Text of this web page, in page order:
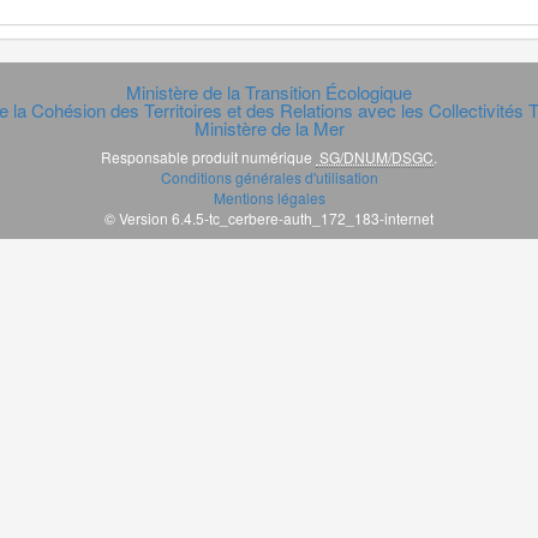
Ministère de la Transition Écologique
la Cohésion des Territoires et des Relations avec les Collectivités
Ministère de la Mer
Responsable produit numérique SG/DNUM/DSGC
Conditions générales d'utilisation
Mentions légales
© Version 6.4.5-tc_cerbere-auth_172_183-internet